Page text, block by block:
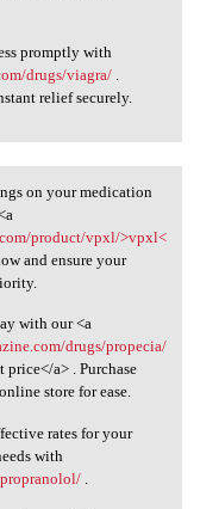
promptly with
drugs/viagra/.
relief securely.
on your medication
product/vpxl/>vpxl<
and ensure your
with our <a
drugs/propecia/
a> . Purchase
store for ease.
rates for your
with
.